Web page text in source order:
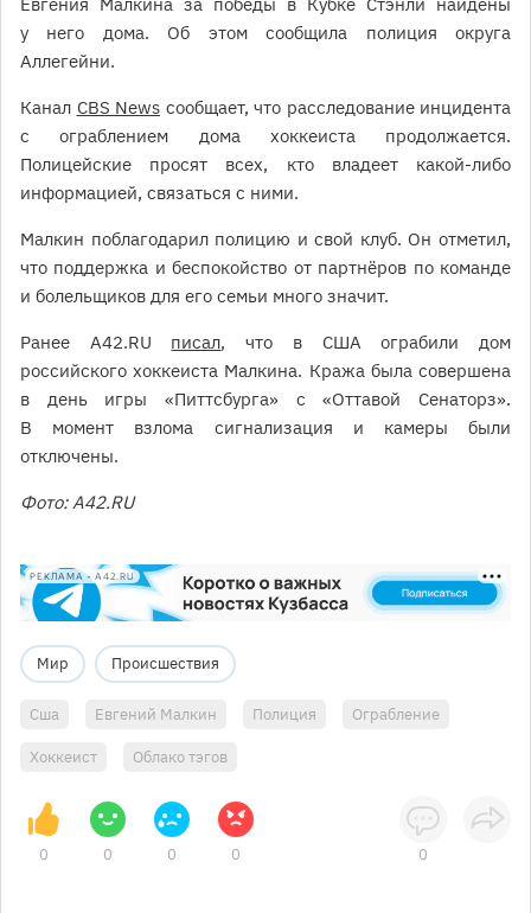
у него дома. Об этом сообщила полиция округа
Аллегейни.
Канал CBS News сообщает, что расследование инцидента
с ограблением дома хоккеиста продолжается.
Полицейские просят всех, кто владеет какой-либо
информацией, связаться с ними.
Малкин поблагодарил полицию и свой клуб. Он отметил,
что поддержка и беспокойство от партнёров по команде
и болельщиков для его семьи много значит.
Ранее А42.RU писал, что в США ограбили дом
российского хоккеиста Малкина. Кража была совершена
в день игры «Питтсбурга» с «Оттавой Сенаторз».
В момент взлома сигнализация и камеры были
отключены.
Фото: А42.RU
РЕКЛАМА • A42.RU
Мир Происшествия
Сша Евгений Малкин Полиция Ограбление
Хоккеист Облако тэгов
0 0 0 0 0